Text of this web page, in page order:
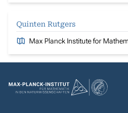
Quinten Rutgers
Max Planck Institute for